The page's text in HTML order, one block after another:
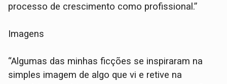
processo de crescimento como profissional.”
Imagens
“Algumas das minhas ficções se inspiraram na
simples imagem de algo que vi e retive na